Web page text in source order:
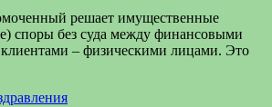
решает имущественные
споры без суда между финансовыми
– физическими лицами. Это